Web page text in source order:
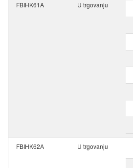
FBIHK61A U trgovanju
FBIHK62A U trgovanju